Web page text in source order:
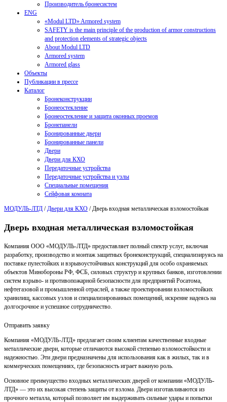
Производитель бронесистем
ENG
«Modul LTD» Armored system
SAFETY is the main principle of the production of armor constructions
and protection elements of strategic objects
About Modul LTD
Armored system
Armored glass
Объекты
Публикации в прессе
Каталог
Бронеконструкции
Бронеостекление
Бронеостекление и защита оконных проемов
Бронепанели
Бронированные двери
Бронированные панели
Двери
Двери для КХО
Передаточные устройства
Передаточные устройства и узлы
Специальные помещения
Сейфовая комната
МОДУЛЬ-ЛТД /Двери для КХО /Дверь входная металлическая взломостойкая
Дверь входная металлическая взломостойкая
Компания ООО «МОДУЛЬ-ЛТД» предоставляет полный спектр услуг, включая
разработку, производство и монтаж защитных бронеконструкций, специализируясь на
поставке пулестойких и взрывоустойчивых конструкций для особо охраняемых
объектов Минобороны РФ, ФСБ, силовых структур и крупных банков, изготовлении
систем взрыво- и противопожарной безопасности для предприятий Росатома,
нефтегазовой и промышленной отраслей, а также проектировании взломостойких
хранилищ, кассовых узлов и специализированных помещений, искренне надеясь на
долгосрочное и успешное сотрудничество.
Отправить заявку
Компания «МОДУЛЬ-ЛТД» предлагает своим клиентам качественные входные
металлические двери, которые отличаются высокой степенью взломостойкости и
надежностью. Эти двери предназначены для использования как в жилых, так и в
коммерческих помещениях, где безопасность играет важную роль.
Основное преимущество входных металлических дверей от компании «МОДУЛЬ-
ЛТД» — это их высокая степень защиты от взлома. Двери изготавливаются из
прочного металла, который позволяет им выдерживать сильные удары и попытки